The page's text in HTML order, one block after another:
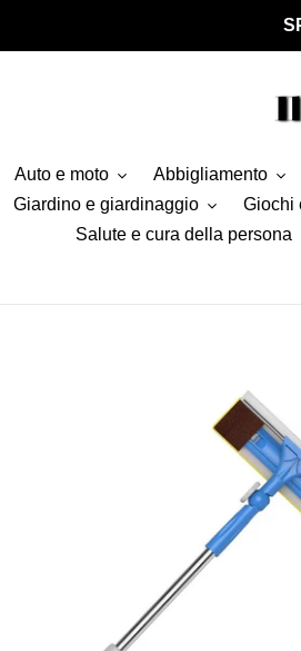
Auto e moto Abbigliamento
Giardino e giardinaggio Giochi
Salute e cura della persona